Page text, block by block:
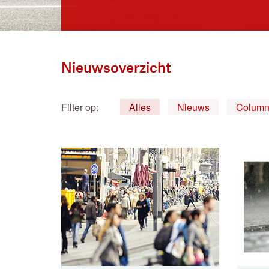
Nieuwsoverzicht
Filter op: Alles Nieuws